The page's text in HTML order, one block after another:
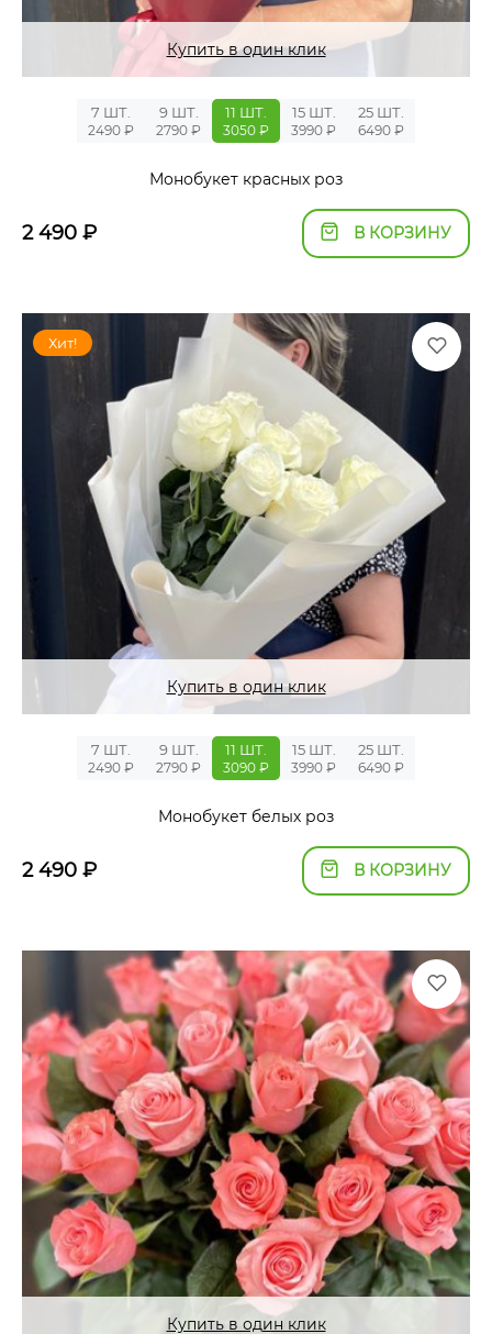
Купить в один клик
7 ШТ.
2490 ₽
9 ШТ.
2790 ₽
11 ШТ.
3050 ₽
15 ШТ.
3990 ₽
25 ШТ.
6490 ₽
Монобукет красных роз
2 490 ₽ В КОРЗИНУ
Хит!
Купить в один клик
7 ШТ.
2490 ₽
9 ШТ.
2790 ₽
11 ШТ.
3090 ₽
15 ШТ.
3990 ₽
25 ШТ.
6490 ₽
Монобукет белых роз
2 490 ₽ В КОРЗИНУ
Купить в один клик